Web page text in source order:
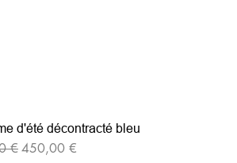
d'été décontracté bleu
€Prix promotionnel
450,00 €